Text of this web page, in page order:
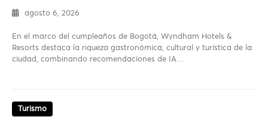
agosto 6, 2026
En el marco del cumpleaños de Bogotá, Wyndham Hotels &
Resorts destaca la riqueza gastronómica, cultural y turística de la
ciudad, combinando recomendaciones de IA…
Turismo